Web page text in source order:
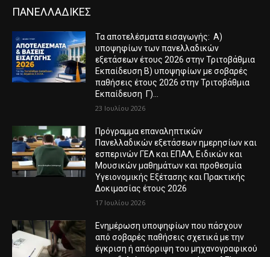
ΠΑΝΕΛΛΑΔΙΚΕΣ
Τα αποτελέσματα εισαγωγής: Α)
υποψηφίων των πανελλαδικών
εξετάσεων έτους 2026 στην Τριτοβάθμια
Εκπαίδευση Β) υποψηφίων με σοβαρές
παθήσεις έτους 2026 στην Τριτοβάθμια
Εκπαίδευση Γ)...
23 Ιουλίου 2026
Πρόγραμμα επαναληπτικών
Πανελλαδικών εξετάσεων ημερησίων και
εσπερινών ΓΕΛ και ΕΠΑΛ, Ειδικών και
Μουσικών μαθημάτων και προθεσμία
Υγειονομικής Εξέτασης και Πρακτικής
Δοκιμασίας έτους 2026
17 Ιουλίου 2026
Ενημέρωση υποψηφίων που πάσχουν
από σοβαρές παθήσεις σχετικά με την
έγκριση ή απόρριψη του μηχανογραφικού